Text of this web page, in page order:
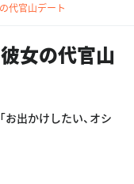
代官山デート
女の代官山
出かけしたい、オシ